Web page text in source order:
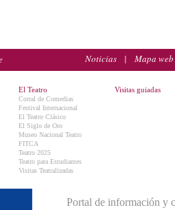
Noticias | Mapa web
El Teatro
Corral de Comedias
Festival Internacional
El Teatro Clásico
El Siglo de Oro
Museo Nacional Teatro
FITCA
Teatro 2025
Teatro para Estudiantes
Visitas Teatralizadas
Visitas guiadas
Portal de información y